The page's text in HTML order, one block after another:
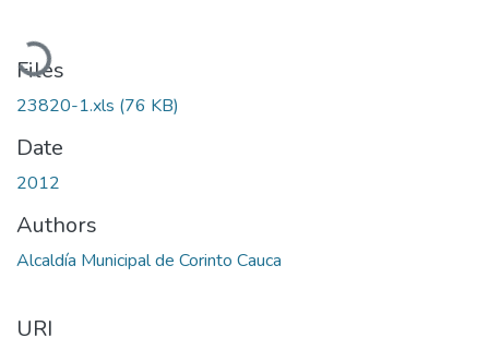
Loading...
Files
23820-1.xls (76 KB)
Date
2012
Authors
Alcaldía Municipal de Corinto Cauca
URI